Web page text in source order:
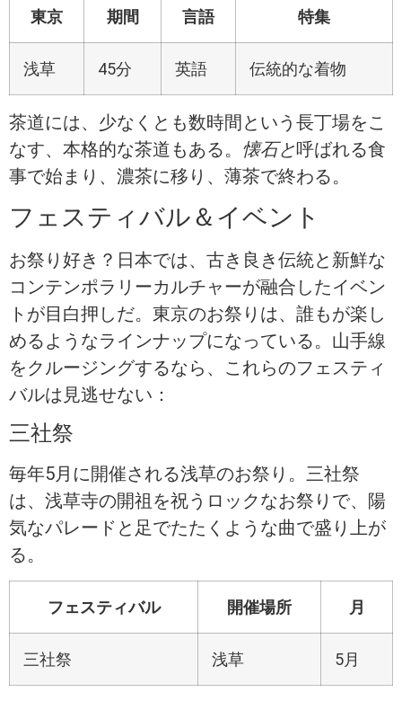
東京 期間 言語 特集
浅草 45分 英語 伝統的な着物
茶道には、少なくとも数時間という長丁場をこ
なす、本格的な茶道もある。 懐石と呼ばれる食
事で始まり、濃茶に移り、薄茶で終わる。
フェスティバル＆イベント
お祭り好き？日本では、古き良き伝統と新鮮な
コンテンポラリーカルチャーが融合したイベン
トが目白押しだ。東京のお祭りは、誰もが楽し
めるようなラインナップになっている。山手線
をクルージングするなら、これらのフェスティ
バルは見逃せない：
三社祭
毎年5月に開催される浅草のお祭り。三社祭
は、浅草寺の開祖を祝うロックなお祭りで、陽
気なパレードと足でたたくような曲で盛り上が
る。
フェスティバル 開催場所 月
三社祭 浅草 5月